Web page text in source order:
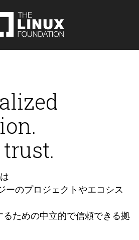
ーのプロジェクトやエコシス
ための中立的で信頼できる拠